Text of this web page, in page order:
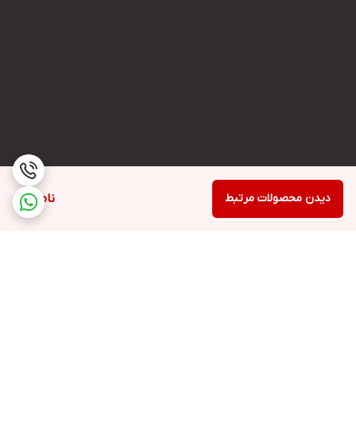
ناموجود دیدن محصولات مرتبط